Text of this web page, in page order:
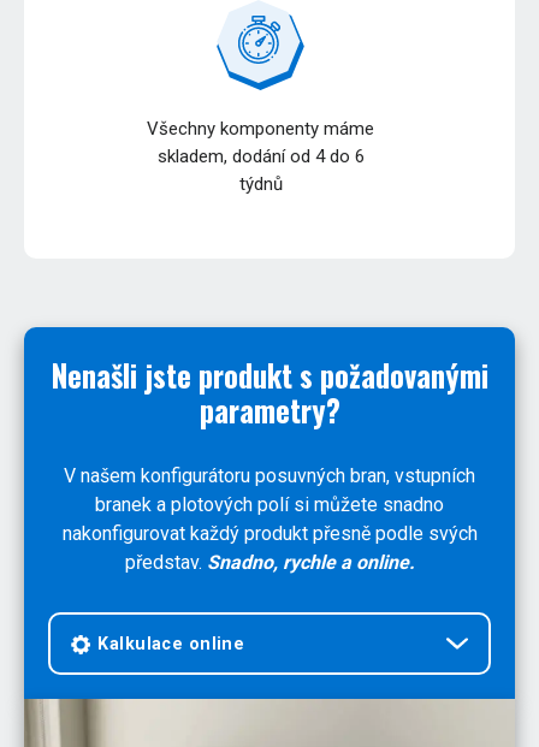
Všechny komponenty máme
skladem, dodání od 4 do 6
týdnů
Nenašli jste produkt s požadovanými
parametry?
V našem konfigurátoru posuvných bran, vstupních
branek a plotových polí si můžete snadno
nakonfigurovat každý produkt přesně podle svých
představ. Snadno, rychle a online.
Kalkulace online